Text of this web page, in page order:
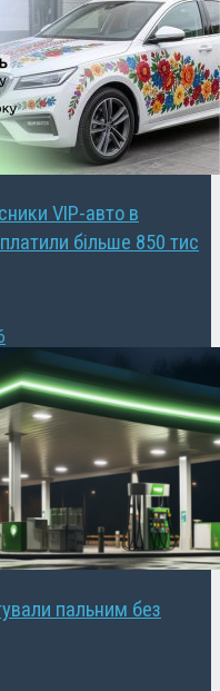
VIP-авто в
більше 850 тис
пальним без